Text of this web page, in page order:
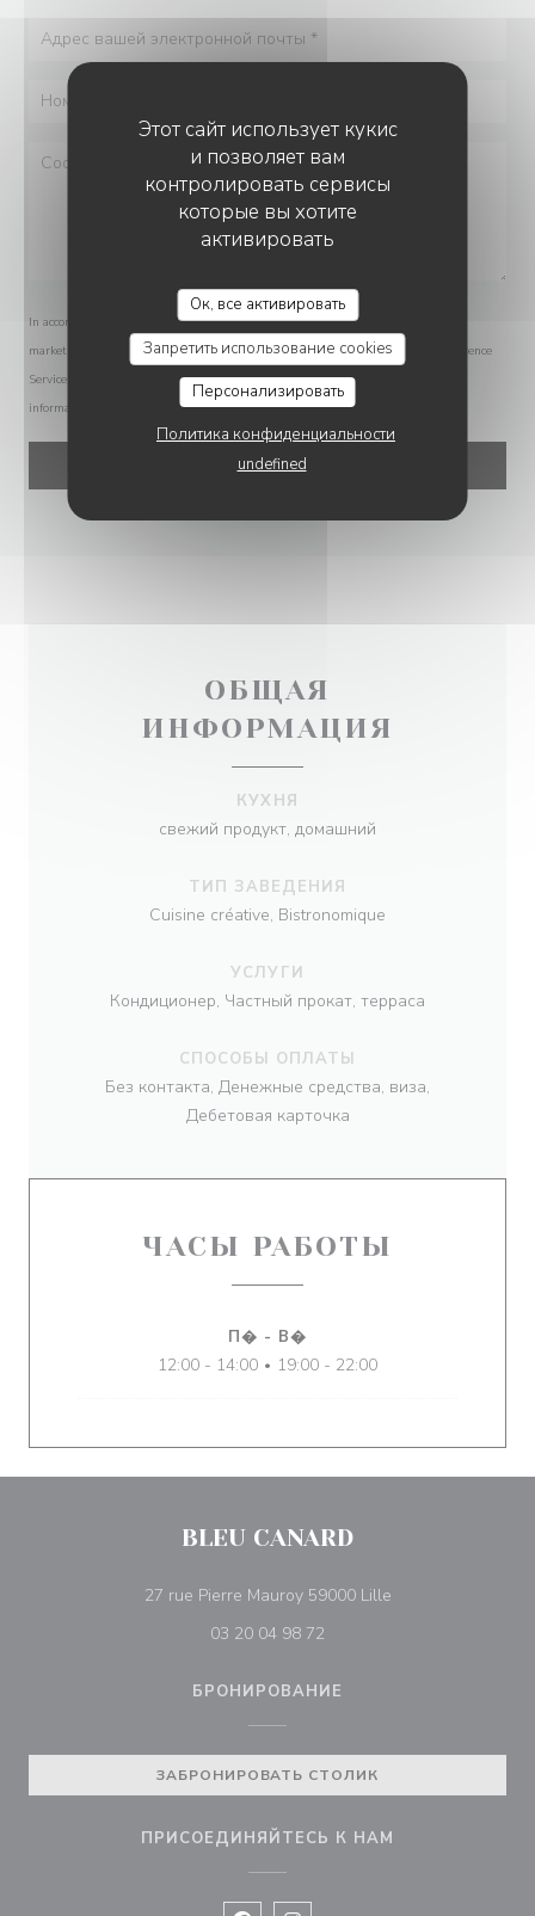
Этот сайт использует кукис
и позволяет вам
контролировать сервисы
которые вы хотите
активировать
Ок, все активировать
Запретить использование cookies
Персонализировать
Политика конфиденциальности
undefined
In accordance with data protection regulations, you have the right to opt out of
marketing communications. UK residents can register with the Telephone Preference
Service at
. US residents can register atdonotcall.gov
information about how we process your data, please see our
ОБЩАЯ
ИНФОРМАЦИЯ
КУХНЯ
свежий продукт, домашний
ТИП ЗАВЕДЕНИЯ
Cuisine créative, Bistronomique
УСЛУГИ
Кондиционер, Частный прокат, терраса
СПОСОБЫ ОПЛАТЫ
Без контакта, Денежные средства, виза,
Дебетовая карточка
ЧАСЫ РАБОТЫ
П� - В�
12:00 - 14:00 • 19:00 - 22:00
BLEU CANARD
27 rue Pierre Mauroy 59000 Lille((открывается в
03 20 04 98 72
БРОНИРОВАНИЕ
ЗАБРОНИРОВАТЬ СТОЛИК
ПРИСОЕДИНЯЙТЕСЬ К НАМ